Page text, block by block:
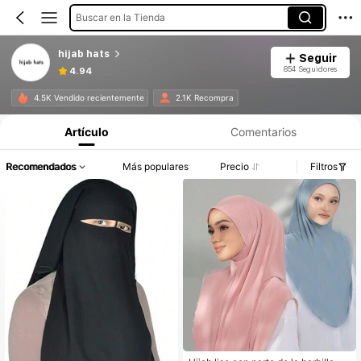
Buscar en la Tienda
hijab hats
4.94
Seguir
854 Seguidores
4.5K Vendido recientemente 2.1K Recompra
Artículo Comentarios
Recomendados Más populares Precio Filtros